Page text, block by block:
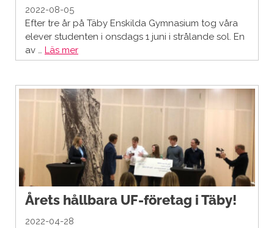
2022-08-05
Efter tre år på Täby Enskilda Gymnasium tog våra
elever studenten i onsdags 1 juni i strålande sol. En
av … Läs mer
Årets hållbara UF-företag i Täby!
2022-04-28